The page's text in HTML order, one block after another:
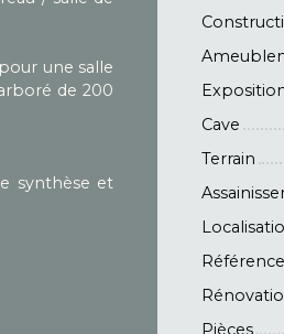
une salle
de 200
synthèse et
Cave
Terrain
Référence
Pièces